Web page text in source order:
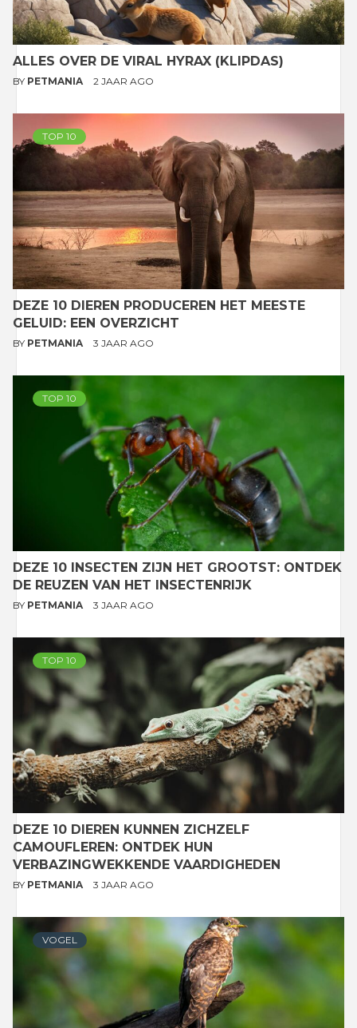
ALLES OVER DE VIRAL HYRAX (KLIPDAS)
BY PETMANIA 2 JAAR AGO
TOP 10
DEZE 10 DIEREN PRODUCEREN HET MEESTE
GELUID: EEN OVERZICHT
BY PETMANIA 3 JAAR AGO
TOP 10
DEZE 10 INSECTEN ZIJN HET GROOTST: ONTDEK
DE REUZEN VAN HET INSECTENRIJK
BY PETMANIA 3 JAAR AGO
TOP 10
DEZE 10 DIEREN KUNNEN ZICHZELF
CAMOUFLEREN: ONTDEK HUN
VERBAZINGWEKKENDE VAARDIGHEDEN
BY PETMANIA 3 JAAR AGO
VOGEL